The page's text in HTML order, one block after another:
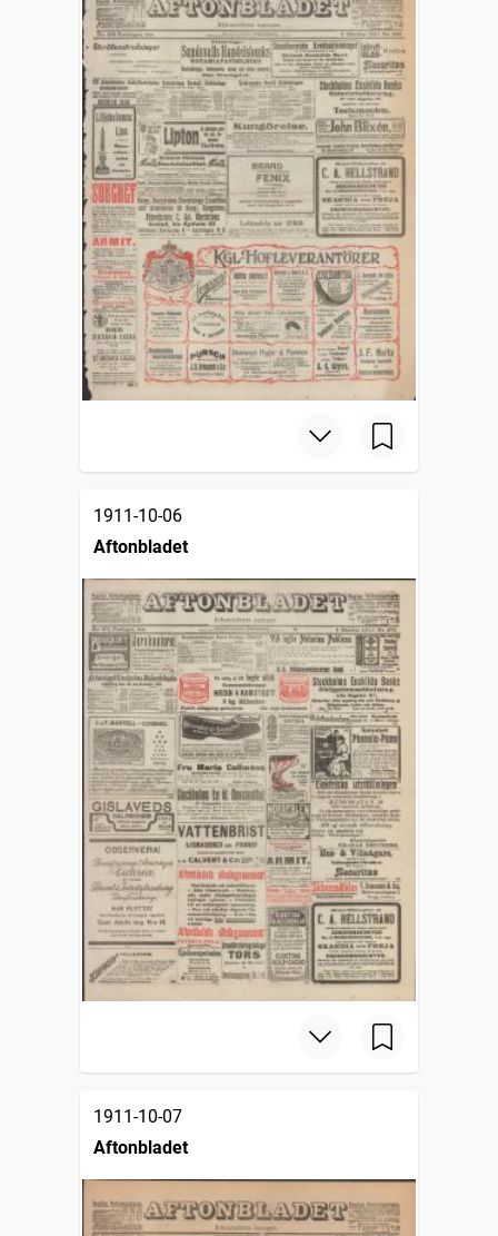
1911-10-06
Aftonbladet
1911-10-07
Aftonbladet